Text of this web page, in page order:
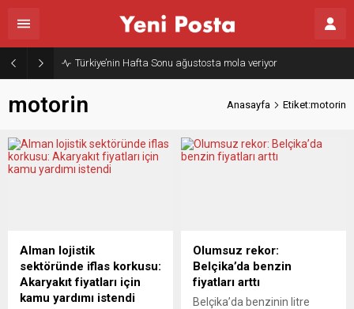
Türkiye’nin Hafta Sonu ağustosta mola veriyor
motorin Anasayfa Etiket:motorin
Alman lojistik
sektöründe iflas korkusu:
Akaryakıt fiyatları için
kamu yardımı istendi
Olumsuz rekor:
Belçika’da benzin
fiyatları arttı
Belçika’da benzinin litre